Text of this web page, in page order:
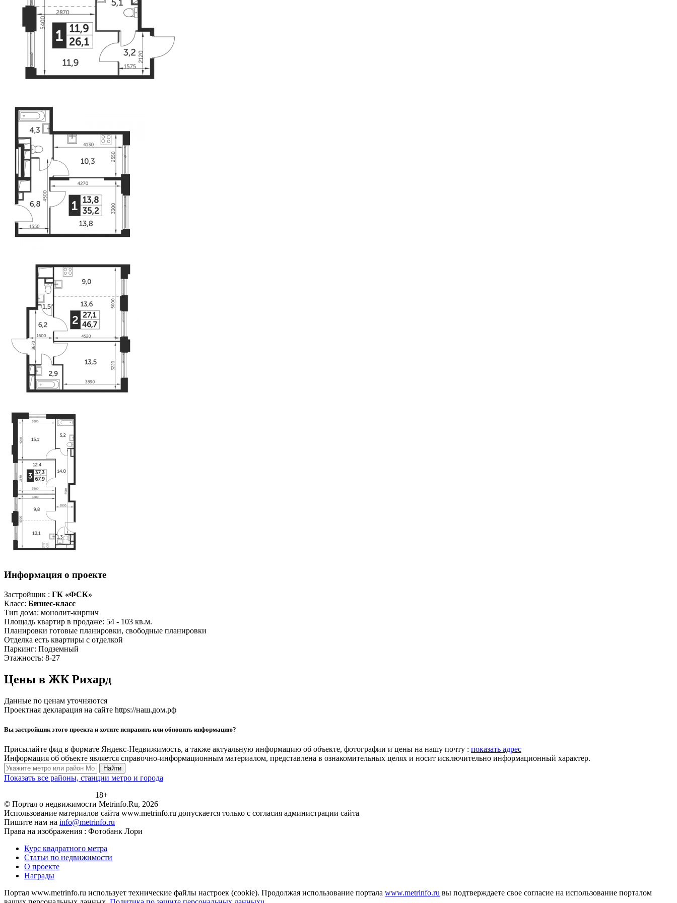
Информация о проекте
Застройщик : ГК «ФСК»
Класс: Бизнес-класс
Тип дома: монолит-кирпич
Площадь квартир в продаже: 54 - 103 кв.м.
Планировки готовые планировки, свободные планировки
Отделка есть квартиры с отделкой
Паркинг: Подземный
Этажность: 8-27
Цены в ЖК Рихард
Данные по ценам уточняются
Проектная декларация на сайте https://наш.дом.рф
Вы застройщик этого проекта и хотите исправить или обновить информацию?
Присылайте фид в формате Яндекс-Недвижимость, а также актуальную информацию об объекте, фотографии и цены на нашу почту : показать адрес
Информация об объекте является справочно-информационным материалом, представлена в ознакомительных целях и носит исключительно информационный характер.
Найти
Показать все районы, станции метро и города
18+
© Портал о недвижимости Metrinfo.Ru, 2026
Использование материалов сайта www.metrinfo.ru допускается только с согласия администрации сайта
Пишите нам на info@metrinfo.ru
Права на изображения : Фотобанк Лори
Курс квадратного метра
Статьи по недвижимости
О проекте
Награды
Портал www.metrinfo.ru использует технические файлы настроек (cookie). Продолжая использование портала www.metrinfo.ru вы подтверждаете свое согласие на использование порталом